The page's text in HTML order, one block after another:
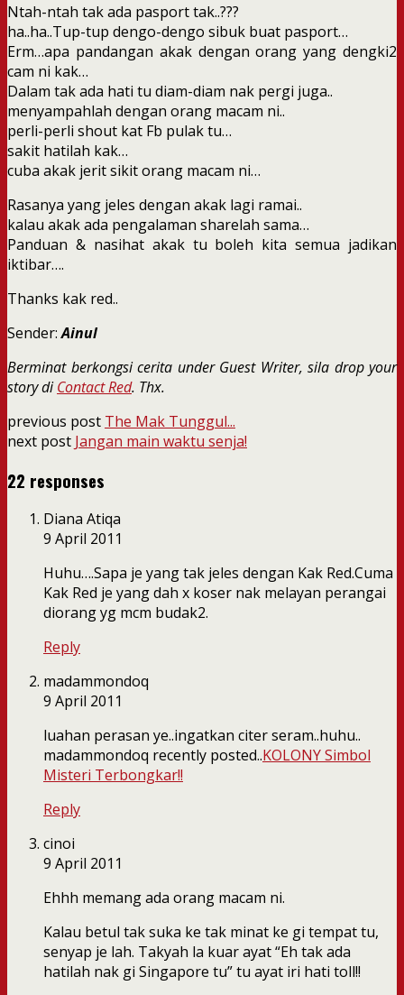
Ntah-ntah tak ada pasport tak..???
ha..ha..Tup-tup dengo-dengo sibuk buat pasport…
Erm…apa pandangan akak dengan orang yang dengki2
cam ni kak…
Dalam tak ada hati tu diam-diam nak pergi juga..
menyampahlah dengan orang macam ni..
perli-perli shout kat Fb pulak tu…
sakit hatilah kak…
cuba akak jerit sikit orang macam ni…
Rasanya yang jeles dengan akak lagi ramai..
kalau akak ada pengalaman sharelah sama…
Panduan & nasihat akak tu boleh kita semua jadikan
iktibar….
Thanks kak red..
Sender:Ainul
Berminat berkongsi cerita under Guest Writer, sila drop your
story diContact Red. Thx.
previous post The Mak Tunggul...
next post Jangan main waktu senja!
22 responses
Diana Atiqa
9 April 2011
Huhu….Sapa je yang tak jeles dengan Kak Red.Cuma
Kak Red je yang dah x koser nak melayan perangai
diorang yg mcm budak2.
Reply
madammondoq
9 April 2011
luahan perasan ye..ingatkan citer seram..huhu..
madammondoq recently posted..KOLONY Simbol
Misteri Terbongkar!!
Reply
cinoi
9 April 2011
Ehhh memang ada orang macam ni.
Kalau betul tak suka ke tak minat ke gi tempat tu,
senyap je lah. Takyah la kuar ayat “Eh tak ada
hatilah nak gi Singapore tu” tu ayat iri hati toll!!